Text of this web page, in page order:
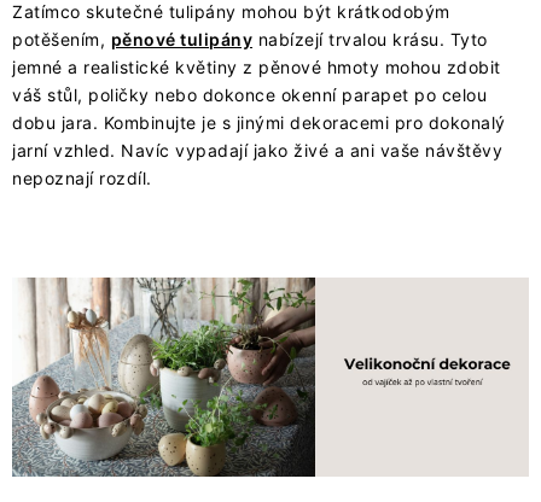
Zatímco skutečné tulipány mohou být krátkodobým
potěšením, pěnové tulipány nabízejí trvalou krásu. Tyto
jemné a realistické květiny z pěnové hmoty mohou zdobit
váš stůl, poličky nebo dokonce okenní parapet po celou
dobu jara. Kombinujte je s jinými dekoracemi pro dokonalý
jarní vzhled. Navíc vypadají jako živé a ani vaše návštěvy
nepoznají rozdíl.